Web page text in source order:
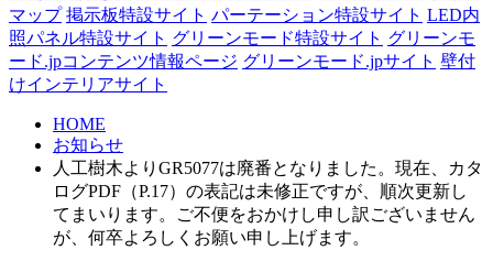
マップ 掲示板特設サイト パーテーション特設サイト LED内
照パネル特設サイト グリーンモード特設サイト グリーンモ
ード.jpコンテンツ情報ページ グリーンモード.jpサイト 壁付
けインテリアサイト
HOME
お知らせ
人工樹木よりGR5077は廃番となりました。現在、カタ
ログPDF（P.17）の表記は未修正ですが、順次更新し
てまいります。ご不便をおかけし申し訳ございません
が、何卒よろしくお願い申し上げます。